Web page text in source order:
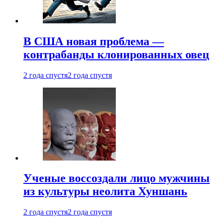
В США новая проблема —
контрабанды клонированных овец
2 года спустя2 года спустя
Ученые воссоздали лицо мужчины
из культуры неолита Хуншань
2 года спустя2 года спустя